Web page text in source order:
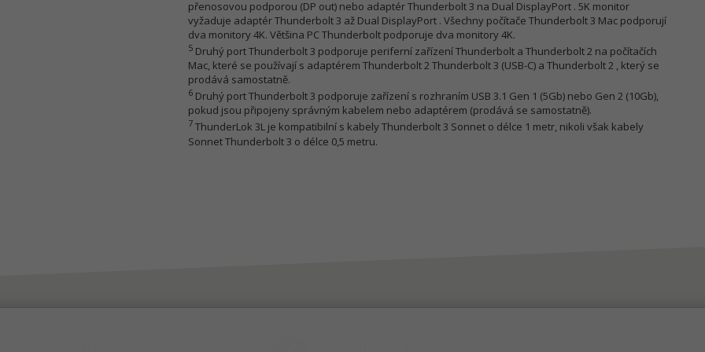
přenosovou podporou (DP out) nebo adaptér Thunderbolt 3 na Dual DisplayPort . 5K monitor
vyžaduje adaptér Thunderbolt 3 až Dual DisplayPort . Všechny počítače Thunderbolt 3 Mac podporují
dva monitory 4K. Většina PC Thunderbolt podporuje dva monitory 4K.
5 Druhý port Thunderbolt 3 podporuje periferní zařízení Thunderbolt a Thunderbolt 2 na počítačích
Mac, které se používají s adaptérem Thunderbolt 2 Thunderbolt 3 (USB-C) a Thunderbolt 2 , který se
prodává samostatně.
6 Druhý port Thunderbolt 3 podporuje zařízení s rozhraním USB 3.1 Gen 1 (5Gb) nebo Gen 2 (10Gb),
pokud jsou připojeny správným kabelem nebo adaptérem (prodává se samostatně).
7 ThunderLok 3L je kompatibilní s kabely Thunderbolt 3 Sonnet o délce 1 metr, nikoli však kabely
Sonnet Thunderbolt 3 o délce 0,5 metru.